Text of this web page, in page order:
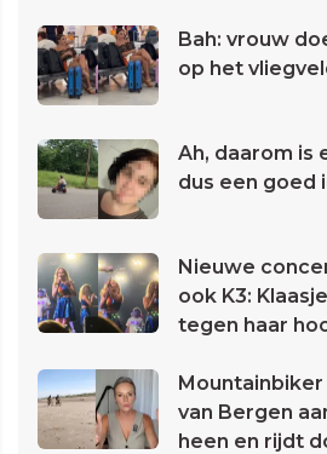
Bah: vrouw
op het
Ah, daarom is
dus een goed
Nieuwe
ook K3:
tegen haar
van Bergen
heen en rijdt